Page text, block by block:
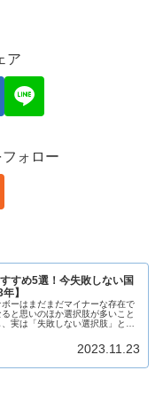
ア
ォロー
すめ5選！今失敗しない国
】
ーはまだまだマイナーな存在で
と思いのほか選択肢が多いこと
実は「失敗しない選択肢」とな
2023.11.23